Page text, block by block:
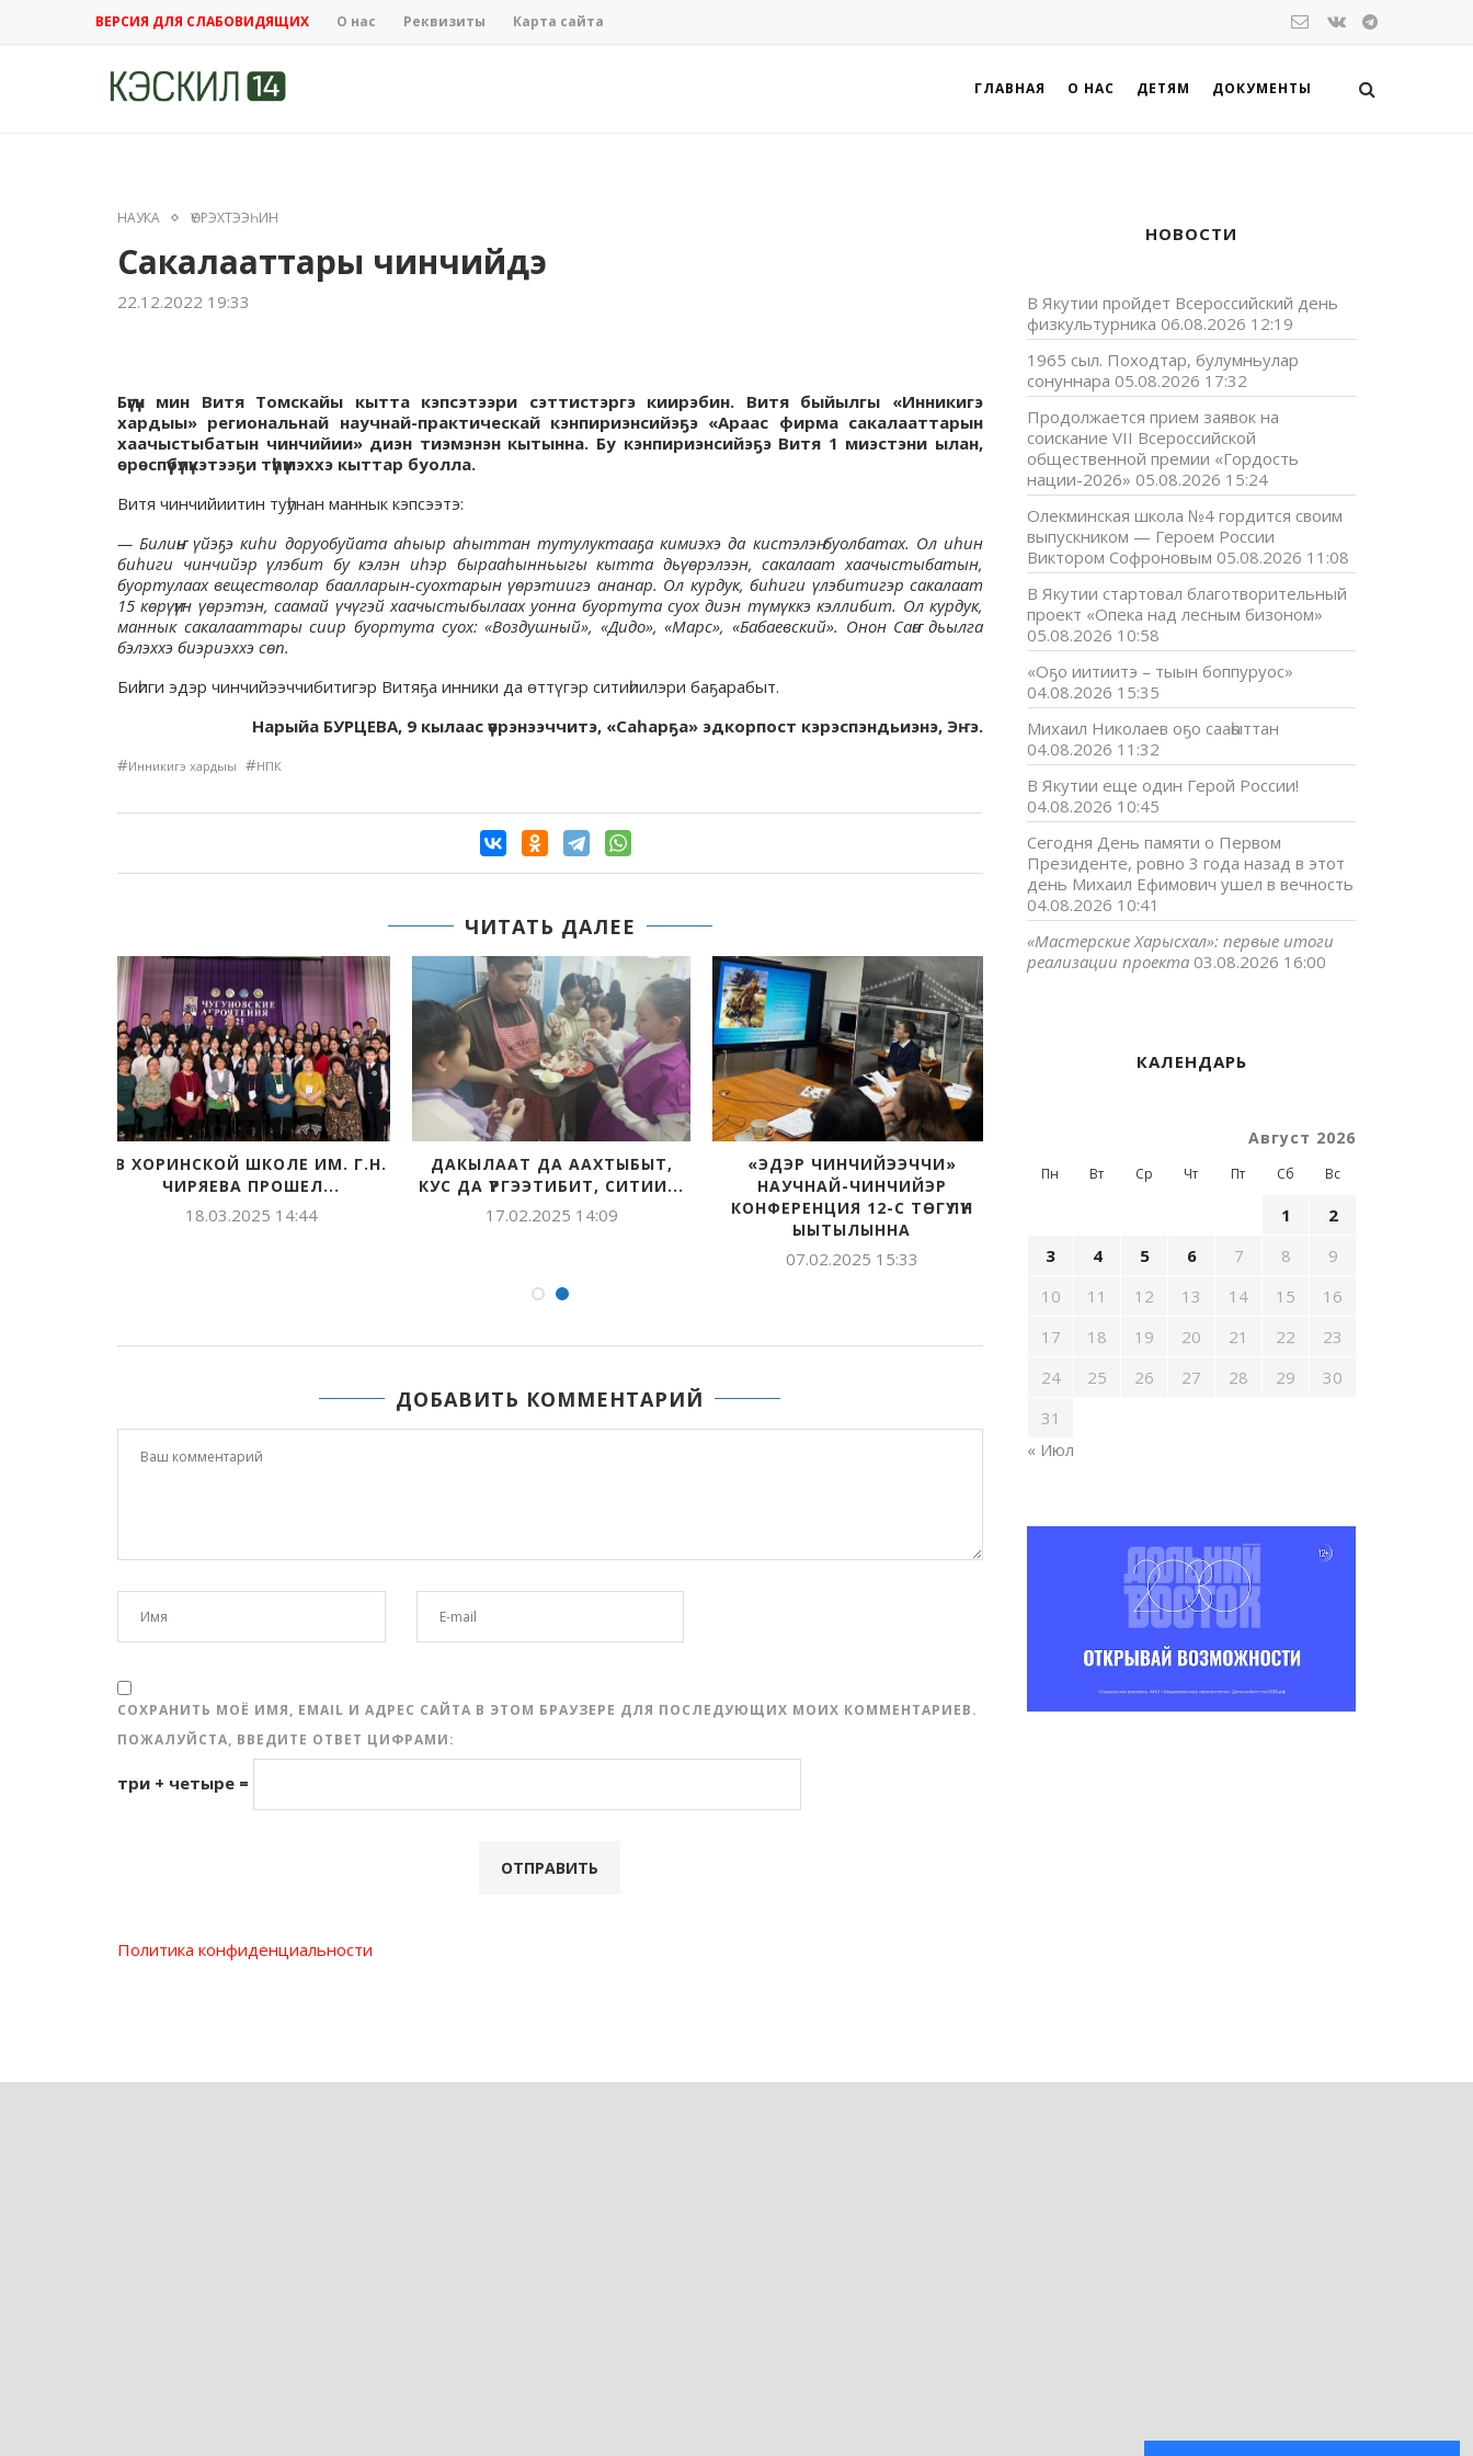
ВЕРСИЯ ДЛЯ СЛАБОВИДЯЩИХ О нас Реквизиты Карта сайта
ГЛАВНАЯ О НАС ДЕТЯМ ДОКУМЕНТЫ
НАУКА ҮӨРЭХТЭЭҺИН
Сакалааттары чинчийдэ
22.12.2022 19:33
Бүгүн мин Витя Томскайы кытта кэпсэтээри сэттистэргэ киирэбин. Витя быйылгы «Инникигэ
хардыы» региональнай научнай-практическай кэнпириэнсийэҕэ «Араас фирма сакалааттарын
хаачыстыбатын чинчийии» диэн тиэмэнэн кытынна. Бу кэнпириэнсийэҕэ Витя 1 миэстэни ылан,
өрөспүүбүлүкэтээҕи түһүмэххэ кыттар буолла.
Витя чинчийиитин туһунан маннык кэпсээтэ:
— Билиҥҥи үйэҕэ киһи доруобуйата аһыыр аһыттан тутулуктааҕа кимиэхэ да кистэлэҥ буолбатах. Ол иһин
биһиги чинчийэр үлэбит бу кэлэн иһэр бырааһынньыгы кытта дьүөрэлээн, сакалаат хаачыстыбатын,
буортулаах веществолар баалларын-суохтарын үөрэтиигэ ананар. Ол курдук, биһиги үлэбитигэр сакалаат
15 көрүҥүн үөрэтэн, саамай үчүгэй хаачыстыбылаах уонна буортута суох диэн түмүккэ кэллибит. Ол курдук,
маннык сакалааттары сиир буортута суох: «Воздушный», «Дидо», «Марс», «Бабаевский». Онон Саҥа дьылга
бэлэххэ биэриэххэ сөп.
Биһиги эдэр чинчийээччибитигэр Витяҕа инники да өттүгэр ситиһиилэри баҕарабыт.
Нарыйа БУРЦЕВА, 9 кылаас үөрэнээччитэ, «Саһарҕа» эдкорпост кэрэспэндьиэнэ, Эҥэ.
#Инникигэ хардыы #НПК
ЧИТАТЬ ДАЛЕЕ
В ХОРИНСКОЙ ШКОЛЕ ИМ. Г.Н.
ЧИРЯЕВА ПРОШЕЛ...
18.03.2025 14:44
ДАКЫЛААТ ДА ААХТЫБЫТ,
КУС ДА ҮРГЭЭТИБИТ, СИТИИ...
17.02.2025 14:09
«ЭДЭР ЧИНЧИЙЭЭЧЧИ»
НАУЧНАЙ-ЧИНЧИЙЭР
КОНФЕРЕНЦИЯ 12-С ТӨГҮЛҮН
ЫЫТЫЛЫННА
07.02.2025 15:33
ДОБАВИТЬ КОММЕНТАРИЙ
СОХРАНИТЬ МОЁ ИМЯ, EMAIL И АДРЕС САЙТА В ЭТОМ БРАУЗЕРЕ ДЛЯ ПОСЛЕДУЮЩИХ МОИХ КОММЕНТАРИЕВ.
ПОЖАЛУЙСТА, ВВЕДИТЕ ОТВЕТ ЦИФРАМИ:
три + четыре =
Политика конфиденциальности
НОВОСТИ
В Якутии пройдет Всероссийский день
физкультурника 06.08.2026 12:19
1965 сыл. Походтар, булумньулар
сонуннара 05.08.2026 17:32
Продолжается прием заявок на
соискание VII Всероссийской
общественной премии «Гордость
нации-2026» 05.08.2026 15:24
Олекминская школа №4 гордится своим
выпускником — Героем России
Виктором Софроновым 05.08.2026 11:08
В Якутии стартовал благотворительный
проект «Опека над лесным бизоном»
05.08.2026 10:58
«Оҕо иитиитэ – тыын боппуруос»
04.08.2026 15:35
Михаил Николаев оҕо сааһыттан
04.08.2026 11:32
В Якутии еще один Герой России!
04.08.2026 10:45
Сегодня День памяти о Первом
Президенте, ровно 3 года назад в этот
день Михаил Ефимович ушел в вечность
04.08.2026 10:41
«Мастерские Харысхал»: первые итоги
реализации проекта 03.08.2026 16:00
КАЛЕНДАРЬ
Август 2026
Пн Вт Ср Чт Пт Сб Вс
1
2
3
4 5 6 7 8
9
10
11 12 13 14 15
16
17
18 19 20 21 22
23
24
25 26 27 28 29
30
31
« Июл